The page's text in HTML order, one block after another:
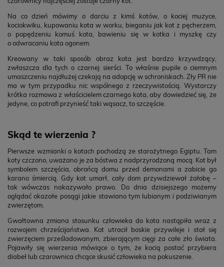
Na co dzień mówimy o darciu z kimś kotów, o kociej muzyce,
kociokwiku, kupowaniu kota w worku, bieganiu jak kot z pęcherzem,
o popędzeniu komuś kota, bawieniu się w kotka i myszkę czy
o odwracaniu kota ogonem.
Kreowany w taki sposób obraz kota jest bardzo krzywdzący,
zwłaszcza dla tych o czarnej sierści. To właśnie pupile o ciemnym
umaszczeniu najdłużej czekają na adopcję w schroniskach. Zły PR nie
ma w tym przypadku nic wspólnego z rzeczywistością. Wystarczy
krótka rozmowa z właścicielem czarnego kota, aby dowiedzieć się, że
jedyne, co potrafi przynieść taki wąsacz, to szczęście.
Skąd te wierzenia ?
Pierwsze wzmianki o kotach pochodzą ze starożytnego Egiptu. Tam
koty czczono, uważano je za bóstwa z nadprzyrodzoną mocą. Kot był
symbolem szczęścia, obrońcą domu przed demonami a zabicie go
karano śmiercią. Gdy kot umarł, cały dom przywdziewał żałobę –
tak wówczas nakazywało prawo. Do dnia dzisiejszego możemy
oglądać okazałe posągi jakie stawiano tym lubianym i podziwianym
zwierzętom.
Gwałtowna zmiana stosunku człowieka do kota nastąpiła wraz z
rozwojem chrześcijaństwa. Kot utracił boskie przywileje i stał się
zwierzęciem prześladowanym, zbierającym cięgi za całe zło świata.
Pojawiły się wierzenia mówiące o tym, że kocią postać przybiera
diabeł lub czarownica chcące skusić człowieka na pokuszenie.